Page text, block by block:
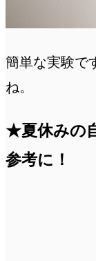
簡単な実験で
ね。
★夏休みの
参考に！